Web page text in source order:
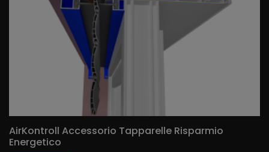
AirKontroll Accessorio Tapparelle Risparmio
Energetico